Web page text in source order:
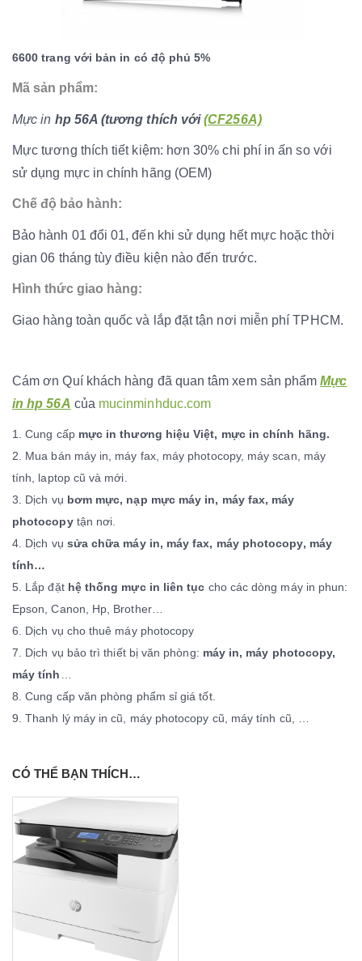
6600 trang với bản in có độ phủ 5%
Mã sản phẩm:
Mực in hp 56A (tương thích với(CF256A)
Mực tương thích tiết kiệm: hơn 30% chi phí in ấn so với
sử dụng mực in chính hãng (OEM)
Chế độ bảo hành:
Bảo hành 01 đổi 01, đến khi sử dụng hết mực hoặc thời
gian 06 tháng tùy điều kiện nào đến trước.
Hình thức giao hàng:
Giao hàng toàn quốc và lắp đặt tận nơi miễn phí TPHCM.
Cám ơn Quí khách hàng đã quan tâm xem sản phẩmMực
in hp 56A của mucinminhduc.com
1. Cung cấp mực in thương hiệu Việt, mực in chính hãng.
2. Mua bán máy in, máy fax, máy photocopy, máy scan, máy
tính, laptop cũ và mới.
3. Dịch vụ bơm mực, nạp mực máy in, máy fax, máy
photocopytận nơi.
4. Dịch vụ sửa chữa máy in, máy fax, máy photocopy, máy
tính…
5. Lắp đặt hệ thống mực in liên tục cho các dòng máy in phun:
Epson, Canon, Hp, Brother…
6. Dịch vụ cho thuê máy photocopy
7. Dịch vụ bảo trì thiết bị văn phòng: máy in, máy photocopy,
máy tính
8. Cung cấp văn phòng phẩm sỉ giá tốt.
9. Thanh lý máy in cũ, máy photocopy cũ, máy tính cũ, …
CÓ THỂ BẠN THÍCH…